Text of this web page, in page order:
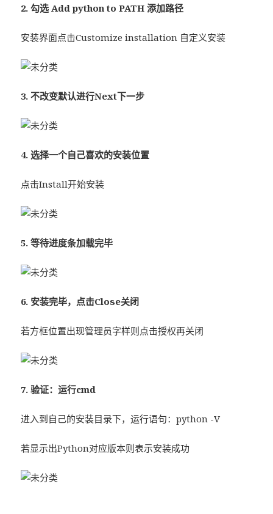
2. 勾选 Add python to PATH 添加路径
安装界面点击Customize installation 自定义安装
3. 不改变默认进行Next下一步
4. 选择一个自己喜欢的安装位置
点击Install开始安装
5. 等待进度条加载完毕
6. 安装完毕，点击Close关闭
若方框位置出现管理员字样则点击授权再关闭
7. 验证：运行cmd
进入到自己的安装目录下，运行语句：python -V
若显示出Python对应版本则表示安装成功